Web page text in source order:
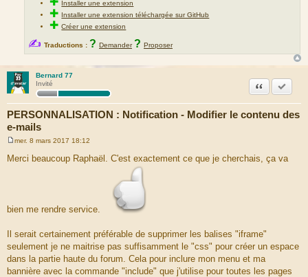
Installer une extension
✚ Installer une extension téléchargée sur GitHub
✚Créer une extension
✍ Traductions : ? Demander ? Proposer
Bernard 77
Invité
PERSONNALISATION : Notification - Modifier le contenu des
e-mails
Citation
s
mer. 8 mars 2017 18:12
Merci beaucoup Raphaël. C'est exactement ce que je cherchais, ça va
bien me rendre service.
Il serait certainement préférable de supprimer les balises "iframe"
seulement je ne maitrise pas suffisamment le "css" pour créer un espace
dans la partie haute du forum. Cela pour inclure mon menu et ma
bannière avec la commande "include" que j'utilise pour toutes les pages